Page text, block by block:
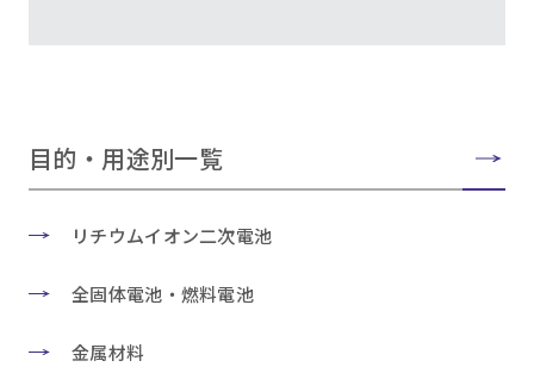
目的・用途別一覧
リチウムイオン二次電池
全固体電池・燃料電池
金属材料